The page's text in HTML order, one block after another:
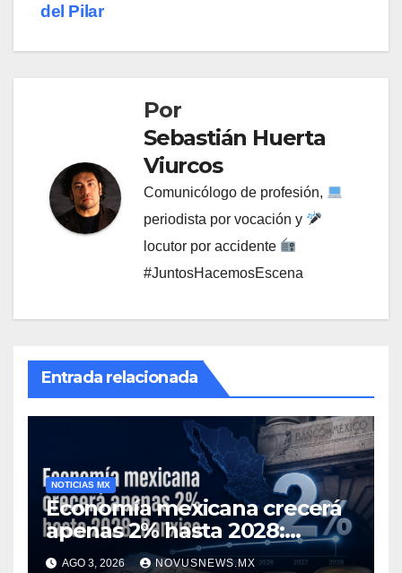
del Pilar
Por
Sebastián Huerta
Viurcos
Comunicólogo de profesión,
periodista por vocación y
locutor por accidente
#JuntosHacemosEscena
Entrada relacionada
NOTICIAS MX
Economía mexicana crecerá
apenas 2% hasta 2028:
Banxico
AGO 3, 2026 NOVUSNEWS.MX